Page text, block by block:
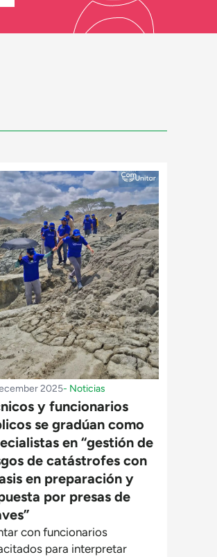
2025- Noticias
y funcionarios
se gradúan como
en “gestión de
de catástrofes con
en preparación y
por presas de
con funcionarios
para interpretar